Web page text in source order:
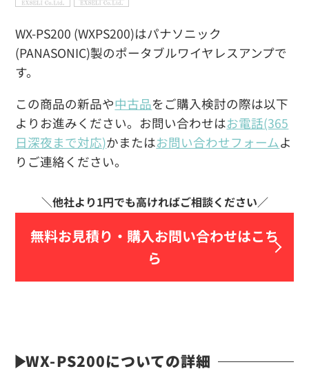
WX-PS200 (WXPS200)はパナソニック
(PANASONIC)製のポータブルワイヤレスアンプで
す。
この商品の新品や中古品をご購入検討の際は以下
よりお進みください。お問い合わせはお電話(365
日深夜まで対応)かまたはお問い合わせフォームよ
りご連絡ください。
無料お見積り・ 購入お問い合わせはこち
ら
WX-PS200についての詳細